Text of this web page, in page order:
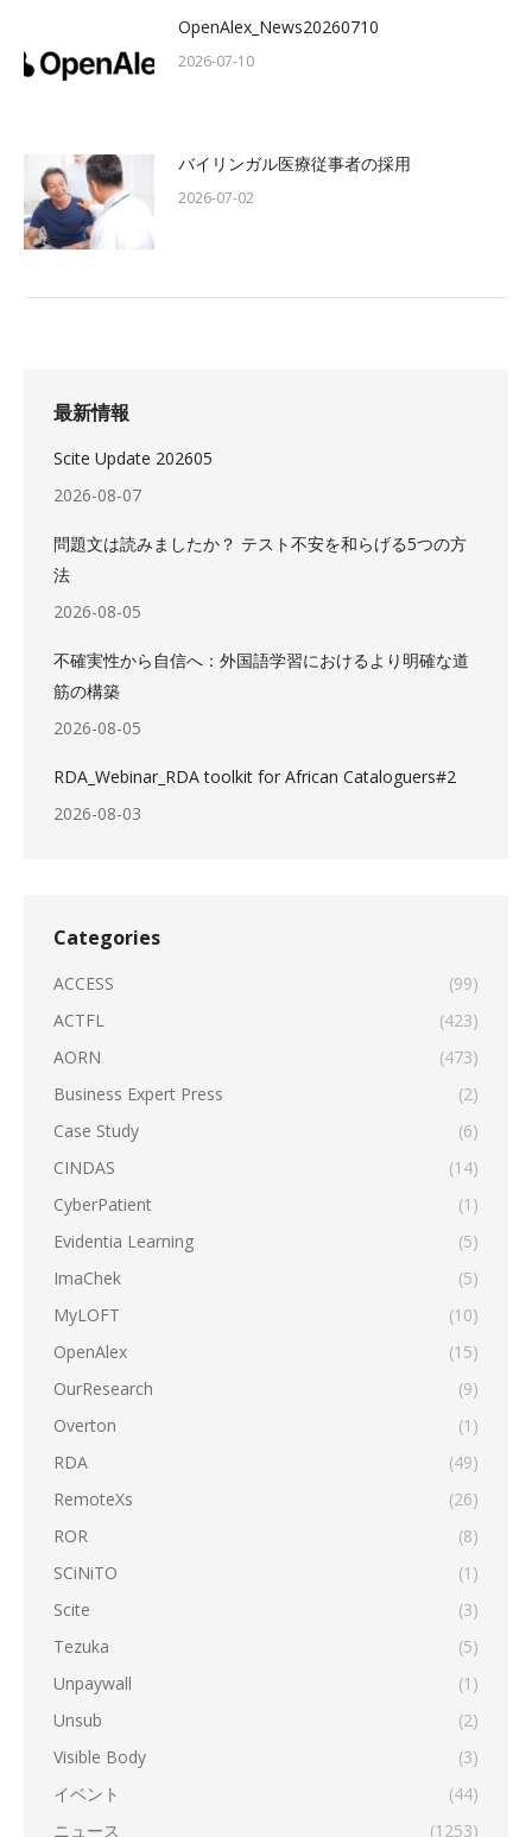
OpenAlex_News20260710
2026-07-10
バイリンガル医療従事者の採用
2026-07-02
最新情報
Scite Update 202605
2026-08-07
問題文は読みましたか？ テスト不安を和らげる5つの方
法
2026-08-05
不確実性から自信へ：外国語学習におけるより明確な道
筋の構築
2026-08-05
RDA_Webinar_RDA toolkit for African Cataloguers#2
2026-08-03
Categories
ACCESS
(99)
ACTFL
(423)
AORN
(473)
Business Expert Press
(2)
Case Study
(6)
CINDAS
(14)
CyberPatient
(1)
Evidentia Learning
(5)
ImaChek
(5)
MyLOFT
(10)
OpenAlex
(15)
OurResearch
(9)
Overton
(1)
RDA
(49)
RemoteXs
(26)
ROR
(8)
SCiNiTO
(1)
Scite
(3)
Tezuka
(5)
Unpaywall
(1)
Unsub
(2)
Visible Body
(3)
イベント
(44)
ニュース
(1253)